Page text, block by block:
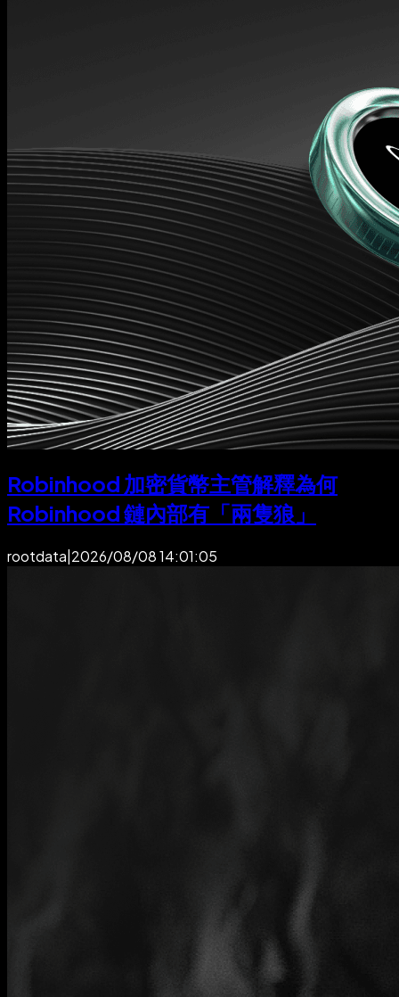
Robinhood 加密貨幣主管解釋為何
Robinhood 鏈內部有「兩隻狼」
rootdata 2026/08/08 14:01:05